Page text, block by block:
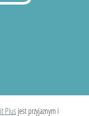
Plusjest przyjaznym i